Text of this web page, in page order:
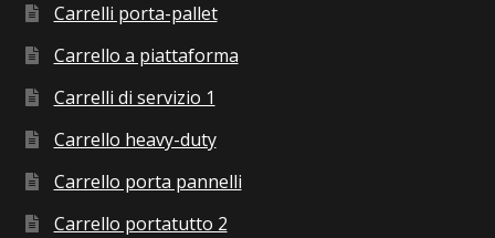
Carrelli porta-pallet
Carrello a piattaforma
Carrelli di servizio 1
Carrello heavy-duty
Carrello porta pannelli
Carrello portatutto 2